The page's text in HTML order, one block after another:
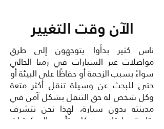
الآن وقت التغيير
ناس كثير بدأوا يتوجهون إلى طرق
مواصلات غير السيارات في زمنا الحالي
سواءً بسبب الزحمة أو حفاظًا على البيئة أو
حتى للبحث عن وسيلة تنقل أكثر متعة
وكل شخص له حق التنقل بشكل آمن في
مدينته بدون سيارة، لهذا نحن نتشرف
بتلبية حاجتك بسكل تأجير السكوترات